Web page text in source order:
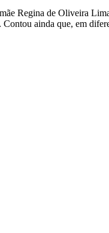
Regina de Oliveira
ainda que, em